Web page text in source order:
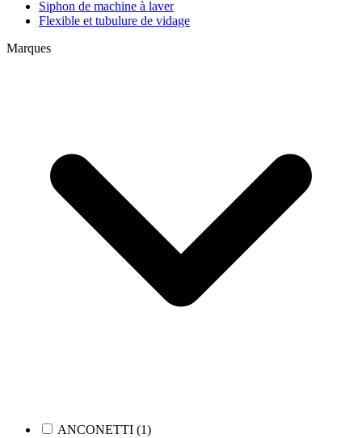
Siphon de machine à laver
Flexible et tubulure de vidage
Marques
ANCONETTI (1)